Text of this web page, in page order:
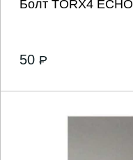
Болт TORX4 ECHO
50 P